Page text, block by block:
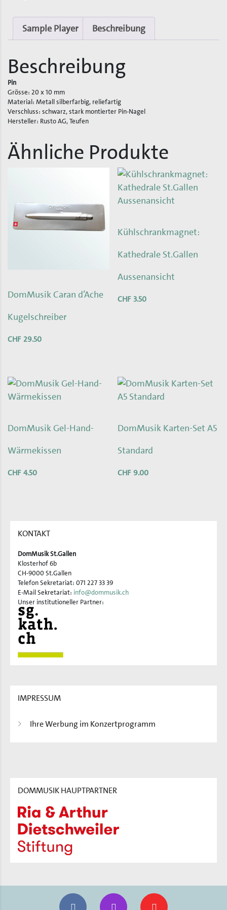
MengeSample Player Beschreibung
Beschreibung
Pin
Grösse: 20 x 10 mm
Material: Metall silberfarbig, reliefartig
Verschluss: schwarz, stark montierter Pin-Nagel
Hersteller: Rusto AG, Teufen
Ähnliche Produkte
DomMusik Caran d’Ache
Kugelschreiber
CHF 29.50
Kühlschrankmagnet:
Kathedrale St.Gallen
Aussenansicht
CHF 3.50
DomMusik Gel-Hand-
Wärmekissen
CHF 4.50
DomMusik Karten-Set A5
Standard
CHF 9.00
KONTAKT
DomMusik St.Gallen
Klosterhof 6b
CH-9000 St.Gallen
Telefon Sekretariat: 071 227 33 39
E-Mail Sekretariat: info@dommusik.ch
Unser institutioneller Partner:
IMPRESSUM
Ihre Werbung im Konzertprogramm
DOMMUSIK HAUPTPARTNER